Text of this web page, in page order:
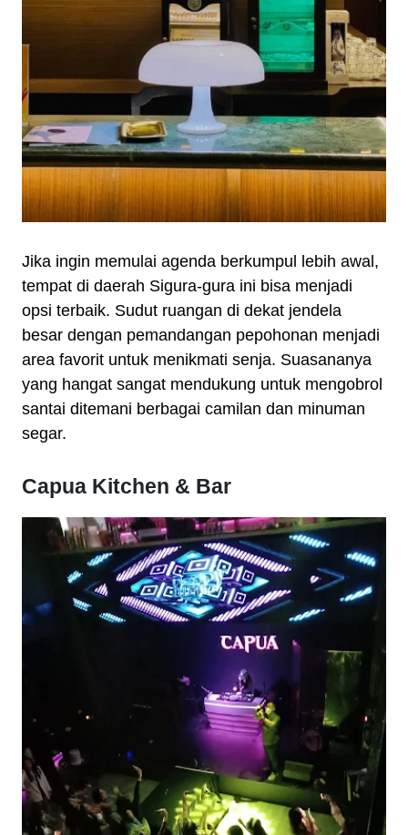
Jika ingin memulai agenda berkumpul lebih awal,
tempat di daerah Sigura-gura ini bisa menjadi
opsi terbaik. Sudut ruangan di dekat jendela
besar dengan pemandangan pepohonan menjadi
area favorit untuk menikmati senja. Suasananya
yang hangat sangat mendukung untuk mengobrol
santai ditemani berbagai camilan dan minuman
segar.
Capua Kitchen & Bar